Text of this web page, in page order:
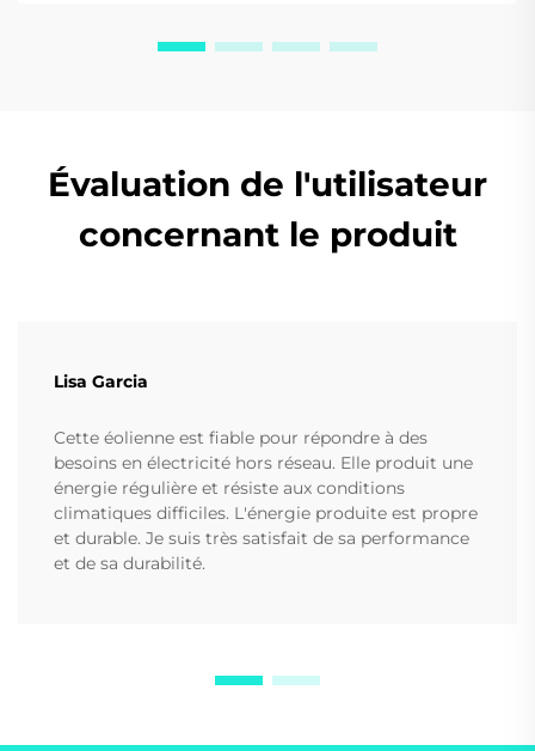
Évaluation de l'utilisateur
concernant le produit
Lisa Garcia
Cette éolienne est fiable pour répondre à des
besoins en électricité hors réseau. Elle produit une
énergie régulière et résiste aux conditions
climatiques difficiles. L'énergie produite est propre
et durable. Je suis très satisfait de sa performance
et de sa durabilité.